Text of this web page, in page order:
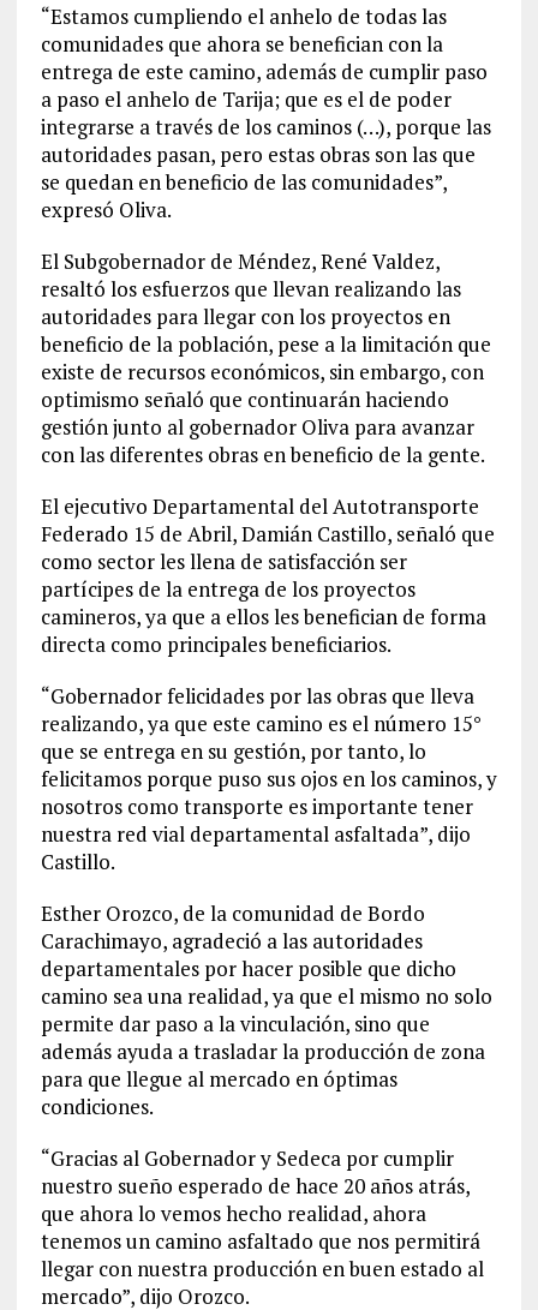
“Estamos cumpliendo el anhelo de todas las
comunidades que ahora se benefician con la
entrega de este camino, además de cumplir paso
a paso el anhelo de Tarija; que es el de poder
integrarse a través de los caminos (…), porque las
autoridades pasan, pero estas obras son las que
se quedan en beneficio de las comunidades”,
expresó Oliva.
El Subgobernador de Méndez, René Valdez,
resaltó los esfuerzos que llevan realizando las
autoridades para llegar con los proyectos en
beneficio de la población, pese a la limitación que
existe de recursos económicos, sin embargo, con
optimismo señaló que continuarán haciendo
gestión junto al gobernador Oliva para avanzar
con las diferentes obras en beneficio de la gente.
El ejecutivo Departamental del Autotransporte
Federado 15 de Abril, Damián Castillo, señaló que
como sector les llena de satisfacción ser
partícipes de la entrega de los proyectos
camineros, ya que a ellos les benefician de forma
directa como principales beneficiarios.
“Gobernador felicidades por las obras que lleva
realizando, ya que este camino es el número 15°
que se entrega en su gestión, por tanto, lo
felicitamos porque puso sus ojos en los caminos, y
nosotros como transporte es importante tener
nuestra red vial departamental asfaltada”, dijo
Castillo.
Esther Orozco, de la comunidad de Bordo
Carachimayo, agradeció a las autoridades
departamentales por hacer posible que dicho
camino sea una realidad, ya que el mismo no solo
permite dar paso a la vinculación, sino que
además ayuda a trasladar la producción de zona
para que llegue al mercado en óptimas
condiciones.
“Gracias al Gobernador y Sedeca por cumplir
nuestro sueño esperado de hace 20 años atrás,
que ahora lo vemos hecho realidad, ahora
tenemos un camino asfaltado que nos permitirá
llegar con nuestra producción en buen estado al
mercado”, dijo Orozco.